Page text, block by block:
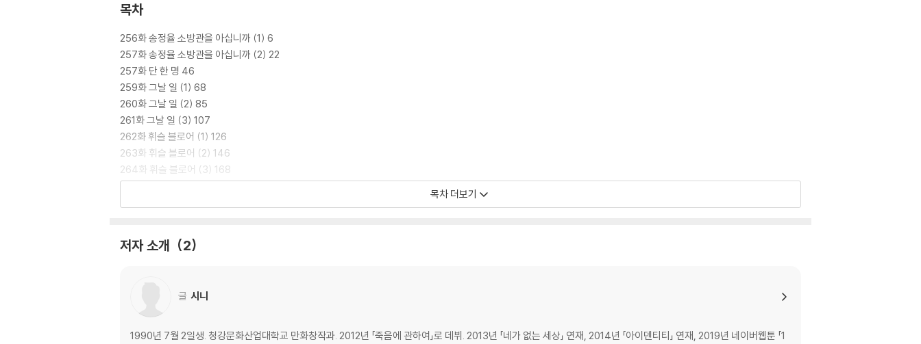
목차
256화 송정율 소방관을 아십니까 (1) 6
257화 송정율 소방관을 아십니까 (2) 22
257화 단 한 명 46
259화 그날 일 (1) 68
260화 그날 일 (2) 85
261화 그날 일 (3) 107
262화 휘슬 블로어 (1) 126
263화 휘슬 블로어 (2) 146
264화 휘슬 블로어 (3) 168
265화 휘슬 블로어 (4) 186
후기+특별 편 284
목차 더보기
저자 소개 2
글 시니
1990년 7월 2일생. 청강문화산업대학교 만화창작과. 2012년 「죽음에 관하여」로 데뷔. 2013년 「네가 없는 세상」 연재, 2014년 「아이덴티티」 연재, 2019년 네이버웹툰 「1